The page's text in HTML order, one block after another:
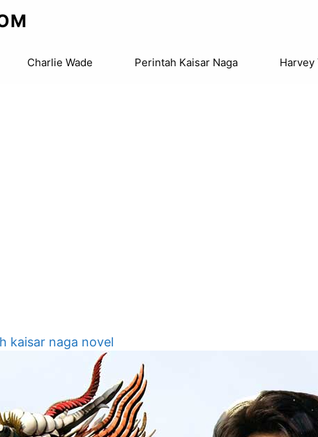
Charlie Wade Perintah Kaisar Naga Harvey
kaisar naga novel